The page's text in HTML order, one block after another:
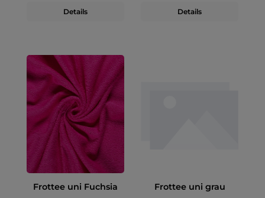
Details Details
Frottee uni Fuchsia Frottee uni grau